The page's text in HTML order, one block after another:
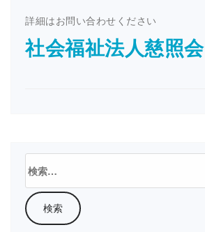
詳細はお問い合わせください
社会福祉法人慈照会
索: